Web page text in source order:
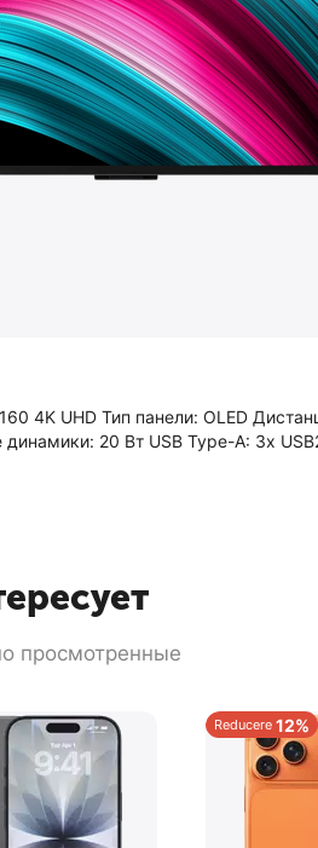
4K UHD Тип панели: OLED
20 Вт USB Type-A: 3x
просмотренные
Reducere 12%